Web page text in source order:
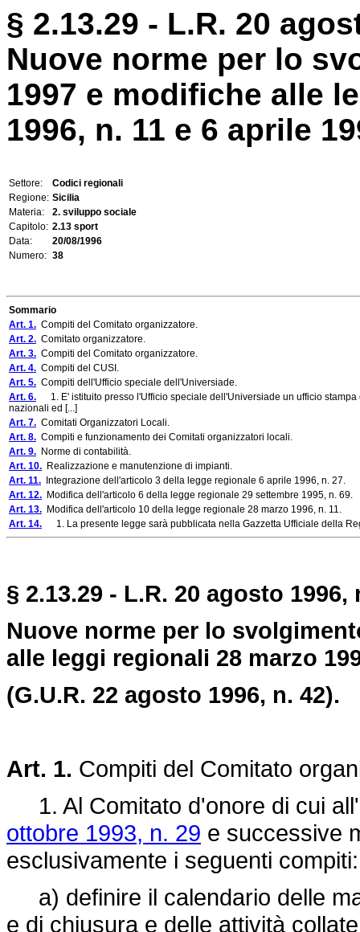
§ 2.13.29 - L.R. 20
Nuove norme per lo
1997 e modifiche alle
1996, n. 11 e 6 aprile
Settore:
Codici regionali
Regione: Sicilia
Materia:
2. sviluppo sociale
Capitolo: 2.13 sport
Data:
20/08/1996
Numero: 38
Sommario
Art. 1. Compiti del Comitato organizzatore.
Art. 2. Comitato organizzatore.
Art. 3. Compiti del Comitato organizzatore.
Art. 4. Compiti del CUSI.
Art. 5. Compiti dell'Ufficio speciale dell'Universiade.
Art. 6. 1. E' istituito presso l'Ufficio speciale dell'Universiade un ufficio
nazionali ed [...]
Art. 7. Comitati Organizzatori Locali.
Art. 8. Compiti e funzionamento dei Comitati organizzatori locali.
Art. 9. Norme di contabilità.
Art. 10. Realizzazione e manutenzione di impianti.
Art. 11. Integrazione dell'articolo 3 della legge regionale 6 aprile 1996, n. 27.
Art. 12. Modifica dell'articolo 6 della legge regionale 29 settembre 1995, n. 69.
Art. 13. Modifica dell'articolo 10 della legge regionale 28 marzo 1996, n. 11.
Art. 14. 1. La presente legge sarà pubblicata nella Gazzetta Ufficiale della
§ 2.13.29 - L.R. 20 agosto 1996,
Nuove norme per lo
alle leggi regionali 28 marzo
(G.U.R. 22 agosto 1996, n. 42).
Art. 1. Compiti del Comitato
1. Al Comitato d'onore di cui
ottobre 1993, n. 29 e successive
esclusivamente i seguenti compiti:
a) definire il calendario delle
e di chiusura e delle attività